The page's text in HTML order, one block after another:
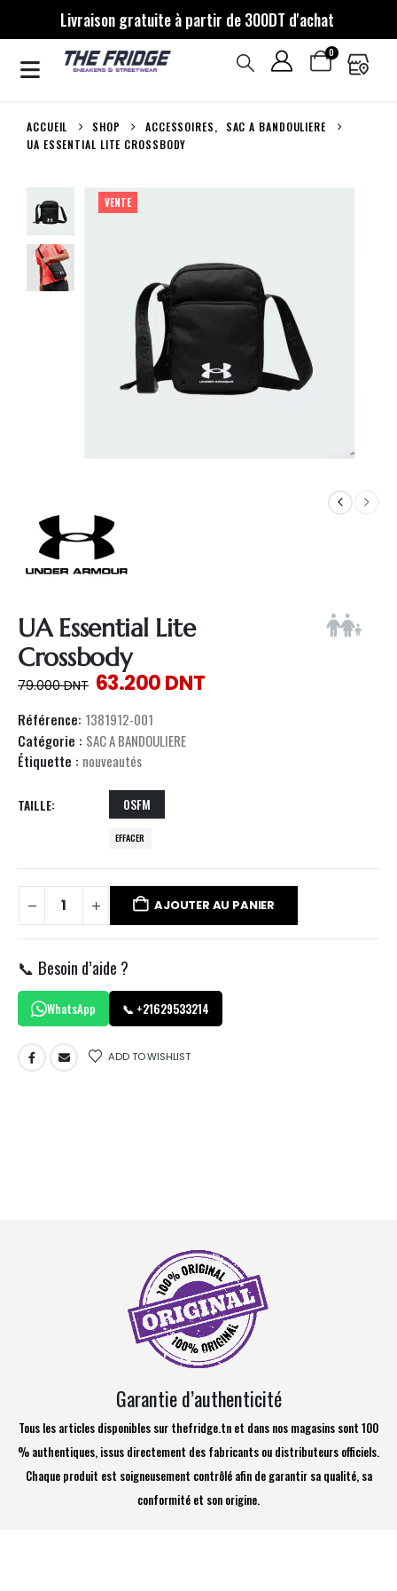
Livraison gratuite à partir de 300DT d'achat
0
ACCUEIL SHOP ACCESSOIRES,
SAC A BANDOULIERE
UA ESSENTIAL LITE CROSSBODY
VENTE
UA Essential Lite
Crossbody
79.000DNT 63.200DNT
Référence: 1381912-001
Catégorie : SAC A BANDOULIERE
Étiquette : nouveautés
TAILLE OSFM
EFFACER
AJOUTER AU PANIER
📞 Besoin d’aide ?
WhatsApp 📞 +21629533214
ADD TO WISHLIST
Garantie d’authenticité
Tous les articles disponibles sur thefridge.tn et dans nos magasins sont 100
% authentiques, issus directement des fabricants ou distributeurs officiels.
Chaque produit est soigneusement contrôlé afin de garantir sa qualité, sa
conformité et son origine.